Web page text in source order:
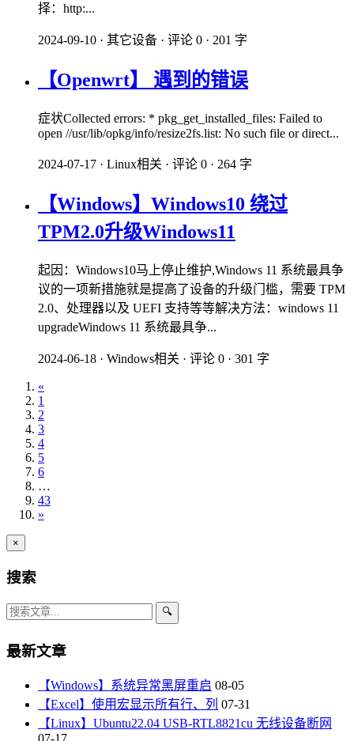
择：http:...
2024-09-10 · 其它设备 · 评论 0 · 201 字
【Openwrt】 遇到的错误
症状Collected errors: * pkg_get_installed_files: Failed to
open //usr/lib/opkg/info/resize2fs.list: No such file or direct...
2024-07-17 · Linux相关 · 评论 0 · 264 字
【Windows】Windows10 绕过
TPM2.0升级Windows11
起因：Windows10马上停止维护,Windows 11 系统最具争
议的一项新措施就是提高了设备的升级门槛，需要 TPM
2.0、处理器以及 UEFI 支持等等解决方法：windows 11
upgradeWindows 11 系统最具争...
2024-06-18 · Windows相关 · 评论 0 · 301 字
«
1
2
3
4
5
6
…
43
»
×
搜索
🔍
最新文章
【Windows】系统异常黑屏重启 08-05
【Excel】使用宏显示所有行、列 07-31
【Linux】Ubuntu22.04 USB-RTL8821cu 无线设备断网